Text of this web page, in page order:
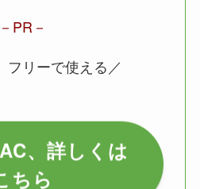
PR
フリーで使える／
、詳しくは
ちら